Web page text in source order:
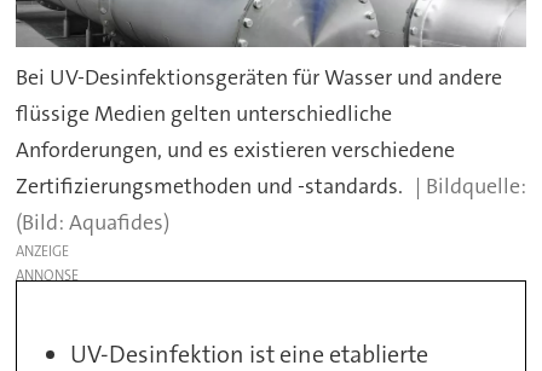
Bei UV-Desinfektionsgeräten für Wasser und andere
flüssige Medien gelten unterschiedliche
Anforderungen, und es existieren verschiedene
Zertifizierungsmethoden und -standards.
(Bild: Aquafides)
ANZEIGE
UV-Desinfektion ist eine etablierte